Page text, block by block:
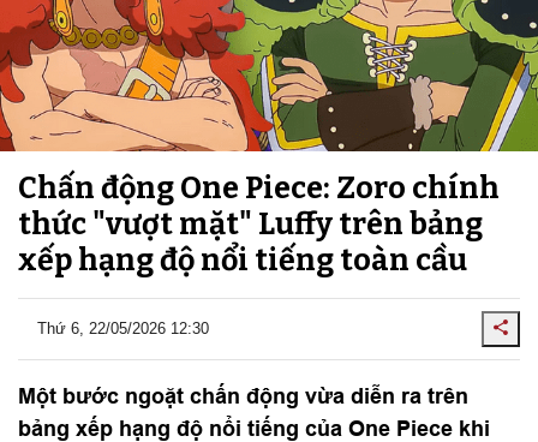
Chấn động One Piece: Zoro chính
thức "vượt mặt" Luffy trên bảng
xếp hạng độ nổi tiếng toàn cầu
Thứ 6, 22/05/2026 12:30
Một bước ngoặt chấn động vừa diễn ra trên
bảng xếp hạng độ nổi tiếng của One Piece khi